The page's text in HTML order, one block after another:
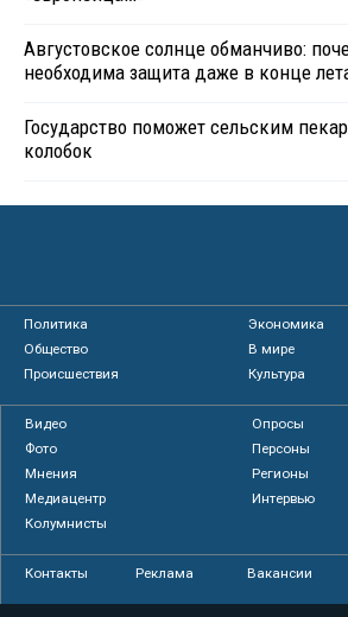
Августовское солнце обманчиво:
необходима защита даже в конце
Государство поможет сельским
колобок
Политика
Экономика
Общество
В мире
Происшествия
Культура
Видео
Опросы
Фото
Персоны
Мнения
Регионы
Медиацентр
Интервью
Колумнисты
Контакты Реклама Вакансии